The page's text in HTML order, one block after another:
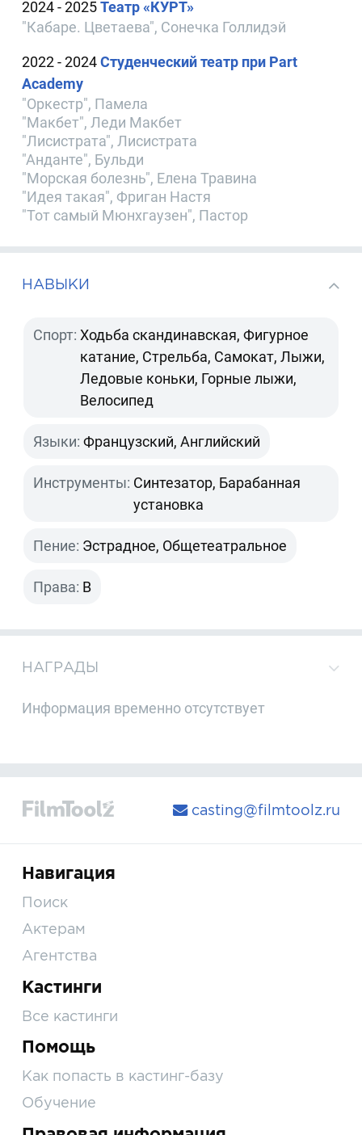
2024 - 2025Театр «КУРТ»
"Кабаре. Цветаева", Сонечка Голлидэй
2022 - 2024Студенческий театр при Part
Academy
"Оркестр", Памела
"Макбет", Леди Макбет
"Лисистрата", Лисистрата
"Анданте", Бульди
"Морская болезнь", Елена Травина
"Идея такая", Фриган Настя
"Тот самый Мюнхгаузен", Пастор
НАВЫКИ
Спорт: Ходьба скандинавская, Фигурное
катание, Стрельба, Самокат, Лыжи,
Ледовые коньки, Горные лыжи,
Велосипед
Языки: Французский, Английский
Инструменты: Синтезатор, Барабанная
установка
Пение: Эстрадное, Общетеатральное
Права: B
НАГРАДЫ
Информация временно отсутствует
casting@filmtoolz.ru
Навигация
Поиск
Актерам
Агентства
Кастинги
Все кастинги
Помощь
Как попасть в кастинг-базу
Обучение